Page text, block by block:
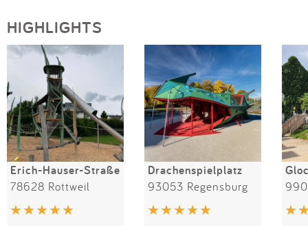
HIGHLIGHTS
Erich-Hauser-Straße
78628 Rottweil
Drachenspielplatz
93053 Regensburg